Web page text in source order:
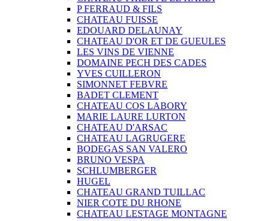
P FERRAUD & FILS
CHATEAU FUISSE
EDOUARD DELAUNAY
CHATEAU D'OR ET DE GUEULES
LES VINS DE VIENNE
DOMAINE PECH DES CADES
YVES CUILLERON
SIMONNET FEBVRE
BADET CLEMENT
CHATEAU COS LABORY
MARIE LAURE LURTON
CHATEAU D'ARSAC
CHATEAU LAGRUGERE
BODEGAS SAN VALERO
BRUNO VESPA
SCHLUMBERGER
HUGEL
CHATEAU GRAND TUILLAC
NIER COTE DU RHONE
CHATEAU LESTAGE MONTAGNE